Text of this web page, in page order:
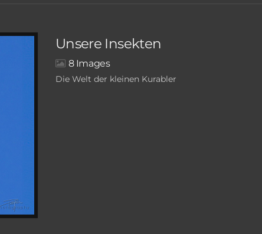
Unsere Insekten
8
Die Welt der kleinen Kurabler